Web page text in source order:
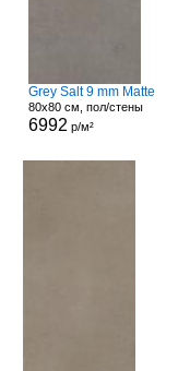
Grey Salt 9 mm Matte
80x80 см, пол/стены
6992 р/м²